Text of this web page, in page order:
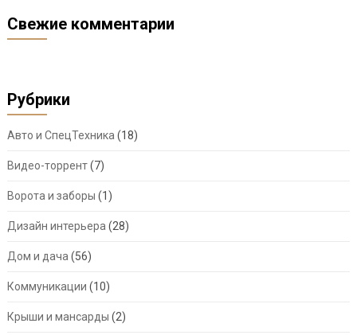
Свежие комментарии
Рубрики
Авто и СпецТехника (18)
Видео-торрент(7)
Ворота и заборы (1)
Дизайн интерьера (28)
Дом и дача (56)
Коммуникации (10)
Крыши и мансарды (2)